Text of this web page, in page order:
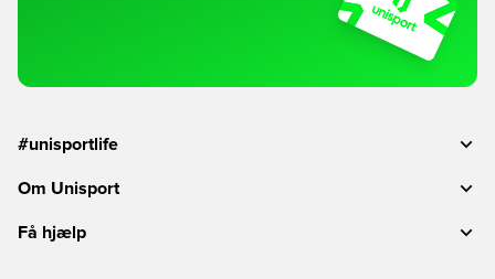
#unisportlife
Om Unisport
Få hjælp